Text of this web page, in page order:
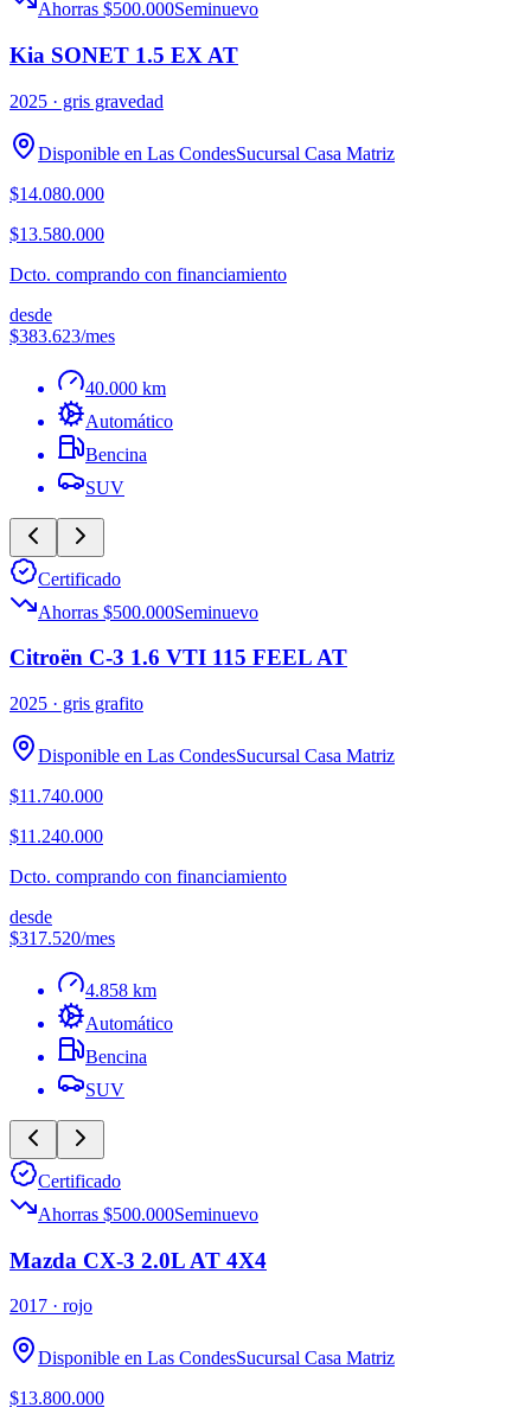
Ahorras $500.000Seminuevo
Kia SONET 1.5 EX AT
2025 · gris gravedad
Disponible en Las CondesSucursal Casa Matriz
$14.080.000
$13.580.000
Dcto. comprando con financiamiento
desde
$383.623/mes
40.000 km
Automático
Bencina
SUV
Certificado
Ahorras $500.000Seminuevo
Citroën C-3 1.6 VTI 115 FEEL AT
2025 · gris grafito
Disponible en Las CondesSucursal Casa Matriz
$11.740.000
$11.240.000
Dcto. comprando con financiamiento
desde
$317.520/mes
4.858 km
Automático
Bencina
SUV
Certificado
Ahorras $500.000Seminuevo
Mazda CX-3 2.0L AT 4X4
2017 · rojo
Disponible en Las CondesSucursal Casa Matriz
$13.800.000